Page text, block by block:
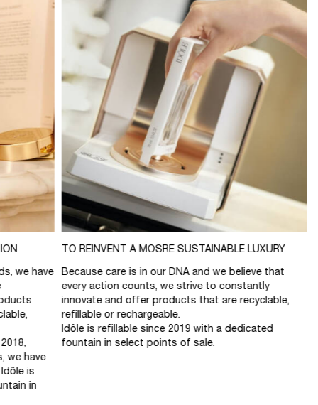
we have
we have
is
in
TO REINVENT A MOSRE SUSTAINABLE LUXURY
Because care is in our DNA and we believe that
every action counts, we strive to constantly
innovate and offer products that are recyclable,
refillable or rechargeable.
Idôle is refillable since 2019 with a dedicated
fountain in select points of sale.